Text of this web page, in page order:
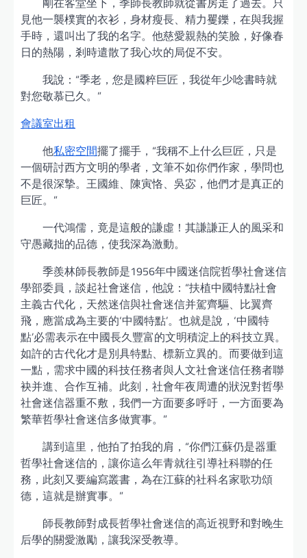
見他一襲樸實的衣衫，身材瘦長、精力矍鑠，在與我握
手時，還叫出了我的名字。他慈愛親熱的笑臉，好像春
日的熱陽，剎時遣散了我心坎的局促不安。
我說：“季老，您是國粹巨匠，我從年少唸書時就
對您敬慕已久。”
會議室出租
他私密空間擺了擺手，“我稱不上什么巨匠，只是
一個研討西方文明的學者，文筆不如你們作家，學問也
不是很深摯。王國維、陳寅恪、吳宓，他們才是真正的
巨匠。”
一代鴻儒，竟是這般的謙虛！其謙謙正人的風采和
守愚藏拙的品德，使我深為激動。
季羨林師長教師是1956年中國迷信院哲學社會迷信
學部委員，談起社會迷信，他說：“扶植中國特點社會
主義古代化，天然迷信與社會迷信并駕齊驅、比翼齊
飛，應當成為主要的‘中國特點’。也就是說，‘中國特
點’必需表示在中國長久豐富的文明積淀上的科技立異。
如許的古代化才是別具特點、標新立異的。而要做到這
一點，需求中國的科技任務者與人文社會迷信任務者聯
袂并進、合作互補。此刻，社會年夜周遭的狀況對哲學
社會迷信器重不敷，我們一方面要多呼吁，一方面要為
繁華哲學社會迷信多做實事。”
講到這里，他拍了拍我的肩，“你們江蘇仍是器重
哲學社會迷信的，讓你這么年青就往引導社科聯的任
務，此刻又要編寫叢書，為在江蘇的社科名家歌功頌
德，這就是辦實事。”
師長教師對成長哲學社會迷信的高近視野和對晚生
后學的關愛激勵，讓我深受教導。